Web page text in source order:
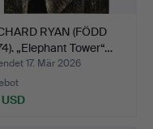
RYAN (FÖDD
„Elephant Tower“…
17. Mär 2026